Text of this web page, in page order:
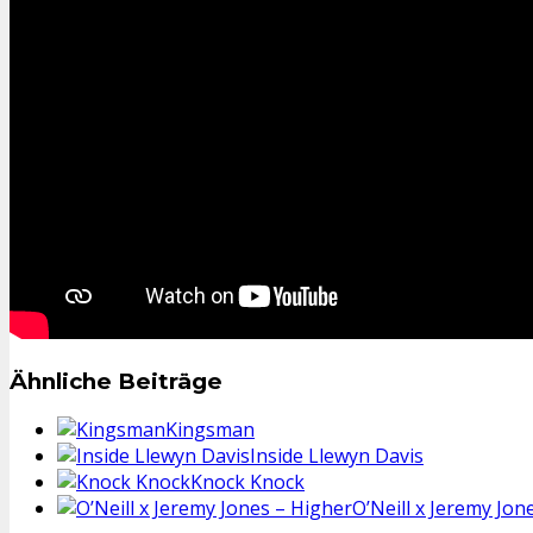
Ähnliche Beiträge
Kingsman
Inside Llewyn Davis
Knock Knock
O’Neill x Jeremy